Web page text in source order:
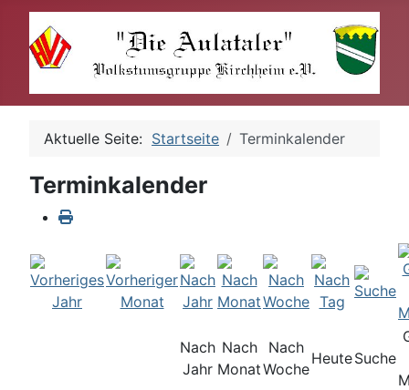
Aktuelle Seite: Startseite Terminkalender
Terminkalender
Nach
Jahr
Nach
Monat
Nach
Woche
HeuteSuche